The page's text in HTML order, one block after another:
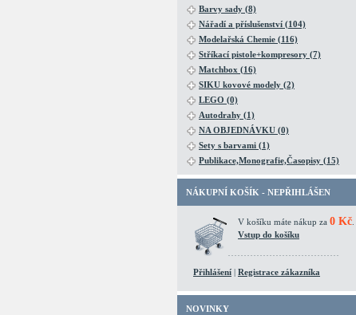
Barvy sady (8)
Nářadí a příslušenství (104)
Modelařská Chemie (116)
Stříkací pistole+kompresory (7)
Matchbox (16)
SIKU kovové modely (2)
LEGO (0)
Autodrahy (1)
NA OBJEDNÁVKU (0)
Sety s barvami (1)
Publikace,Monografie,Časopisy (15)
NÁKUPNÍ KOŠÍK - NEPŘIHLÁŠEN
V košíku máte nákup za 0 Kč
Vstup do košíku
Přihlášení | Registrace zákazníka
NOVINKY